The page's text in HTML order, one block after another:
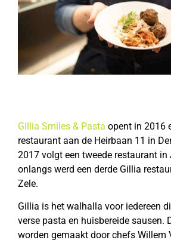
Gillia Smiles & Pasta opent in 2016
restaurant aan de Heirbaan 11 in
2017 volgt een tweede restaurant in
onlangs werd een derde Gillia
Zele.
Gillia is het walhalla voor iedereen
verse pasta en huisbereide sausen.
worden gemaakt door chefs Willem